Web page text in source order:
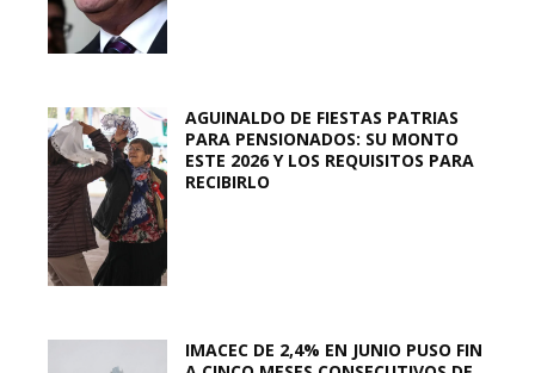
AGUINALDO DE FIESTAS PATRIAS
PARA PENSIONADOS: SU MONTO
ESTE 2026 Y LOS REQUISITOS PARA
RECIBIRLO
IMACEC DE 2,4% EN JUNIO PUSO FIN